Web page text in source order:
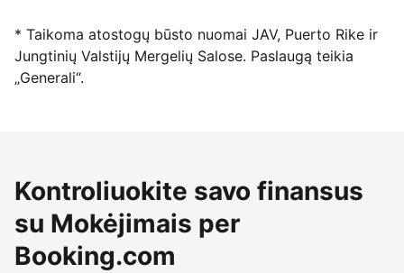
* Taikoma atostogų būsto nuomai JAV, Puerto Rike ir
Jungtinių Valstijų Mergelių Salose. Paslaugą teikia
„Generali“.
Kontroliuokite savo finansus
su Mokėjimais per
Booking.com